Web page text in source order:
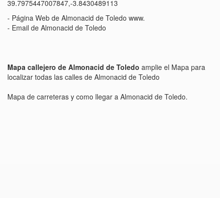
39.7975447007847,-3.8430489113
- Página Web de Almonacid de Toledo www.
- Email de Almonacid de Toledo
Mapa callejero de Almonacid de Toledo amplie el Mapa para
localizar todas las calles de Almonacid de Toledo
Mapa de carreteras y como llegar a Almonacid de Toledo.